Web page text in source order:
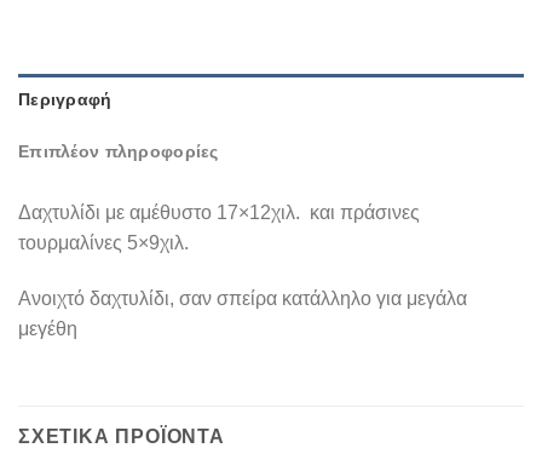
Περιγραφή
Επιπλέον πληροφορίες
Δαχτυλίδι με αμέθυστο 17×12χιλ. και πράσινες
τουρμαλίνες 5×9χιλ.
Ανοιχτό δαχτυλίδι, σαν σπείρα κατάλληλο για μεγάλα
μεγέθη
ΣΧΕΤΙΚΆ ΠΡΟΪΌΝΤΑ